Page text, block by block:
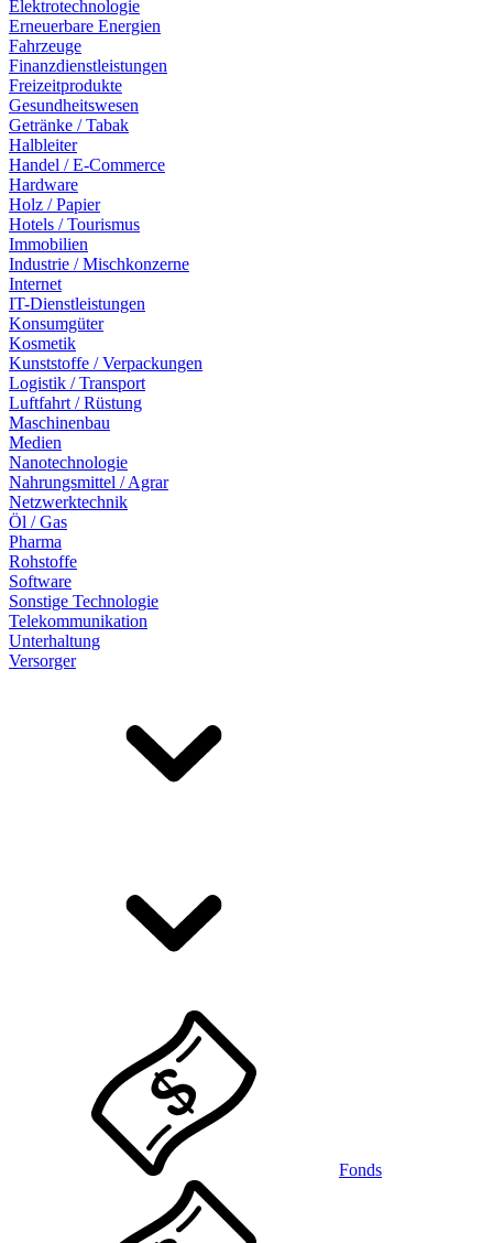
Elektrotechnologie
Erneuerbare Energien
Fahrzeuge
Finanzdienstleistungen
Freizeitprodukte
Gesundheitswesen
Getränke / Tabak
Halbleiter
Handel / E-Commerce
Hardware
Holz / Papier
Hotels / Tourismus
Immobilien
Industrie / Mischkonzerne
Internet
IT-Dienstleistungen
Konsumgüter
Kosmetik
Kunststoffe / Verpackungen
Logistik / Transport
Luftfahrt / Rüstung
Maschinenbau
Medien
Nanotechnologie
Nahrungsmittel / Agrar
Netzwerktechnik
Öl / Gas
Pharma
Rohstoffe
Software
Sonstige Technologie
Telekommunikation
Unterhaltung
Versorger
Fonds